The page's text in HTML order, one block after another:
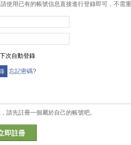
使用已有的帳號信息直接進行登錄即可，不需
下次自動登錄
忘記密碼?
請先註冊一個屬於自己的帳號吧。
即註冊